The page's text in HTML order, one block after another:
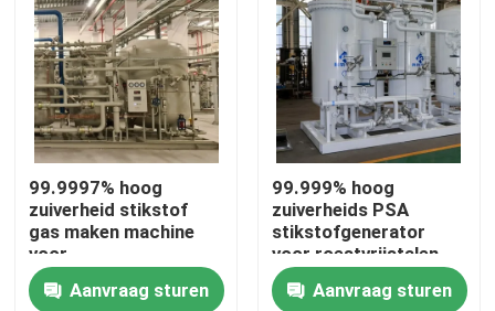
Thuis
Producten
Over ons
99.9997% hoog
zuiverheid stikstof
gas maken machine
voor
warmtebehandeling
met CEAanvraag sturen
99.999% hoog
zuiverheids PSA
stikstofgenerator
voor roestvrijstalen
buis
Aanvraag sturen